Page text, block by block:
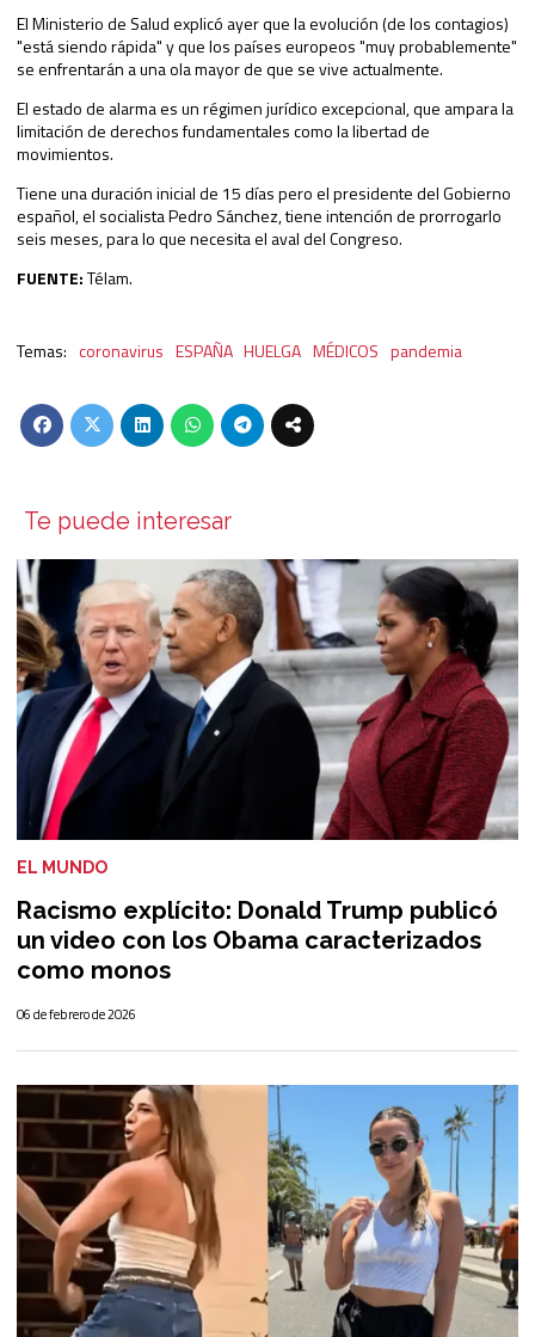
El Ministerio de Salud explicó ayer que la evolución (de los contagios)
"está siendo rápida" y que los países europeos "muy probablemente"
se enfrentarán a una ola mayor de que se vive actualmente.
El estado de alarma es un régimen jurídico excepcional, que ampara la
limitación de derechos fundamentales como la libertad de
movimientos.
Tiene una duración inicial de 15 días pero el presidente del Gobierno
español, el socialista Pedro Sánchez, tiene intención de prorrogarlo
seis meses, para lo que necesita el aval del Congreso.
FUENTE:Télam.
coronavirus ESPAÑA HUELGA MÉDICOS pandemia
Te puede interesar
Racismo explícito: Donald Trump publicó
un video con los Obama caracterizados
como monos
EL MUNDO
06 de febrero de 2026